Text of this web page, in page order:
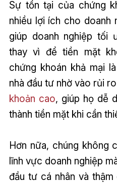
Sự tồn tại của chứng
nhiều lợi ích cho doanh
giúp doanh nghiệp tối
thay vì để tiền mặt
chứng khoán khả mại
nhà đầu tư nhờ vào rủi
khoản cao, giúp họ dễ
thành tiền mặt khi cần
Hơn nữa, chúng không
lĩnh vực doanh nghiệp
đầu tư cá nhân và